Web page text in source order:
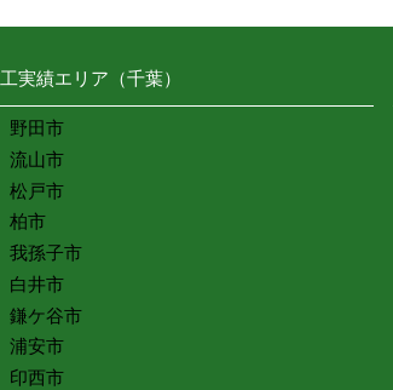
実績エリア（千葉）
野田市
流山市
松戸市
柏市
我孫子市
白井市
鎌ケ谷市
浦安市
印西市